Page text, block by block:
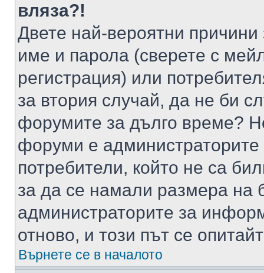
вляза?!
Двете най-вероятни
име и парола (сверете с
регистрация) или
за втория случай, да не би
форумите за дълго време?
форуми е администраторите
потребители, който не са
за да се намали размера на
администраторите за
отново, и този път се
Върнете се в началото